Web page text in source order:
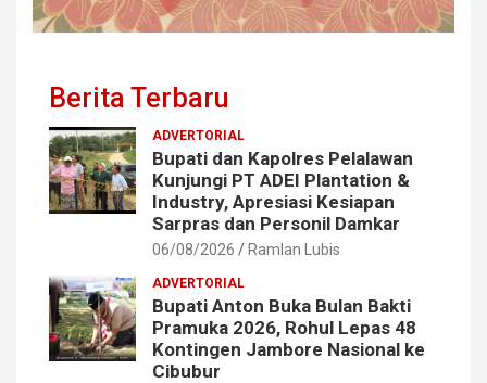
Berita Terbaru
ADVERTORIAL
Bupati dan Kapolres Pelalawan
Kunjungi PT ADEI Plantation &
Industry, Apresiasi Kesiapan
Sarpras dan Personil Damkar
06/08/2026 Ramlan Lubis
ADVERTORIAL
Bupati Anton Buka Bulan Bakti
Pramuka 2026, Rohul Lepas 48
Kontingen Jambore Nasional ke
Cibubur